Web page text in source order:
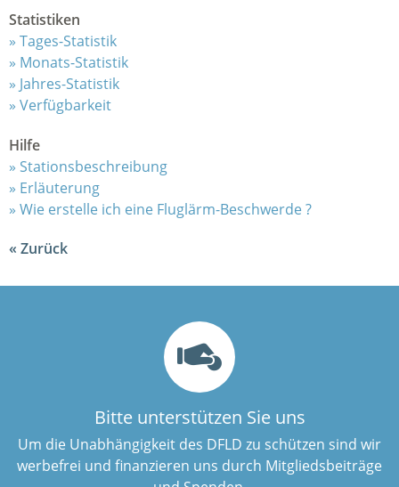
Statistiken
Tages-Statistik
Monats-Statistik
Jahres-Statistik
Verfügbarkeit
Hilfe
Stationsbeschreibung
Erläuterung
Wie erstelle ich eine Fluglärm-Beschwerde ?
Zurück
Bitte unterstützen Sie uns
Um die Unabhängigkeit des DFLD zu schützen sind wir
werbefrei und finanzieren uns durch Mitgliedsbeiträge